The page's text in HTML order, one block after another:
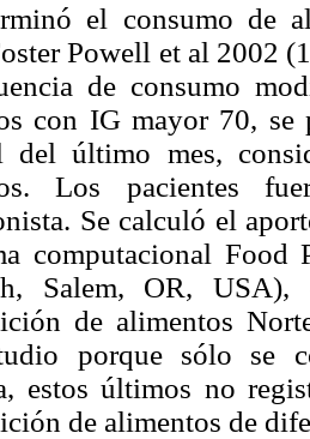
el consumo de
Powell et al 2002
de consumo
con IG mayor 70, se
del último mes,
Los pacientes
Se calculó el
computacional
Salem, OR,
de alimentos
porque sólo se
estos últimos no
de alimentos de